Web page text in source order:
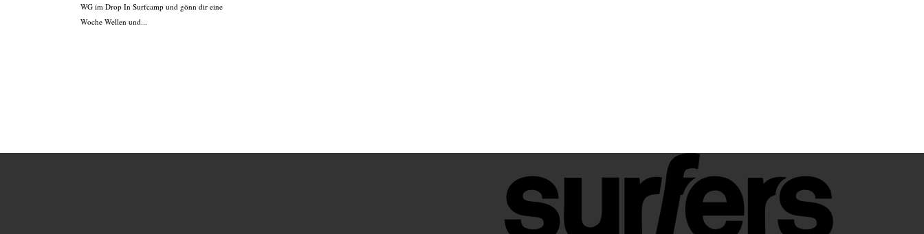
WG im Drop In Surfcamp und gönn dir eine
Woche Wellen und...